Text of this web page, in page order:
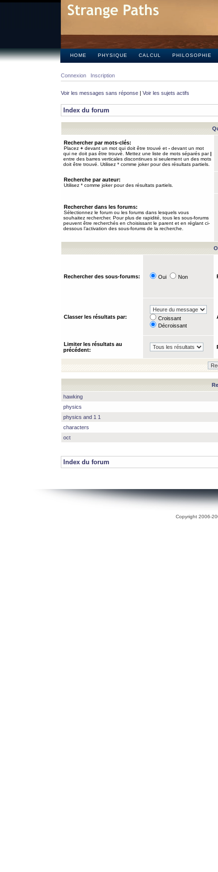
HOME PHYSIQUE CALCUL PHILOSOPHIE
Connexion Inscription
Voir les messages sans réponse | Voir les sujets actifs
Index du forum
Rechercher par mots-clés:
Placez + devant un mot qui doit être trouvé et - devant un mot
qui ne doit pas être trouvé. Mettez une liste de mots séparés par|
entre des barres verticales discontinues si seulement un des mots
doit être trouvé. Utilisez * comme joker pour des résultats partiels.
Recherche par auteur:
Utilisez * comme joker pour des résultats partiels.
Rechercher dans les forums:
Sélectionnez le forum ou les forums dans lesquels vous
souhaitez rechercher. Pour plus de rapidité, tous les sous-forums
peuvent être recherchés en choisissant le parent et en réglant ci-
dessous l’activation des sous-forums de la recherche.
Rechercher des sous-forums: Oui Non
Classer les résultats par:
Croissant
Décroissant
Limiter les résultats au
précédent:
hawking
physics
physics and 1 1
characters
oct
Index du forum
Copyright 2006-